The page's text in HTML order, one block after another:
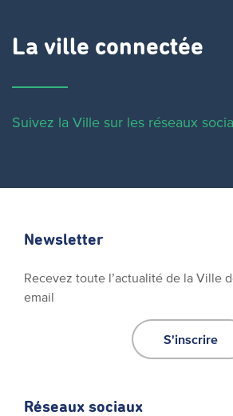
La ville connectée
Suivez la Ville sur les réseaux
Newsletter
Recevez toute l’actualité de la Ville
email
S'inscrire
Réseaux sociaux